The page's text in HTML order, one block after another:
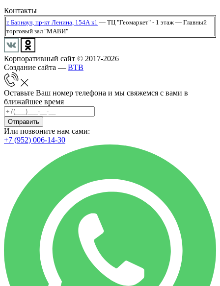
Контакты
г. Барнаул, пр-кт Ленина, 154А к1 — ТЦ "Геомаркет" - 1 этаж — Главный
торговый зал "МАВИ"
Корпоративный сайт © 2017-2026
Создание сайта — BTB
Оставьте Ваш номер телефона и мы свяжемся с вами в
ближайшее время
Отправить
Или позвоните нам сами:
+7 (952) 006-14-30